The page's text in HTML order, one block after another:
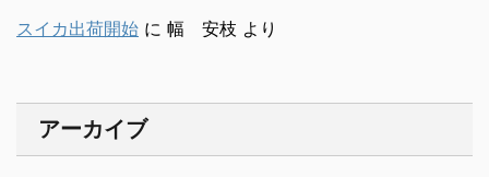
スイカ出荷開始 に 幅 安枝 より
アーカイブ